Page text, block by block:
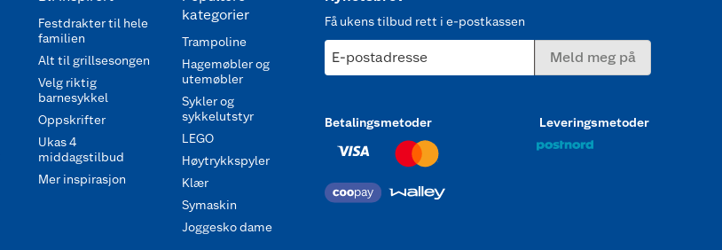
Festdrakter til hele
familien
Alt til grillsesongen
Velg riktig
barnesykkel
Oppskrifter
Ukas 4
middagstilbud
Mer inspirasjon
kategorier
Trampoline
Hagemøbler og
utemøbler
Sykler og
sykkelutstyr
LEGO
Høytrykkspyler
Klær
Symaskin
Joggesko dame
Få ukens tilbud rett i e-postkassen
E-postadresse Meld meg på
Betalingsmetoder Leveringsmetoder